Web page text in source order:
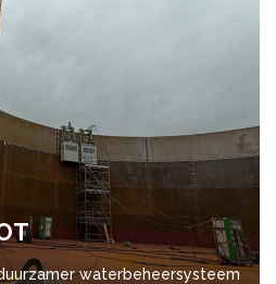
waterbeheersysteem